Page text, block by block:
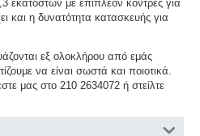
εκατοστών με επιπλέον κόντρες για
και η δυνατότητα κατασκευής για
εξ ολοκλήρου από εμάς
να είναι σωστά και ποιοτικά.
μας στο 210 2634072 ή στείλτε